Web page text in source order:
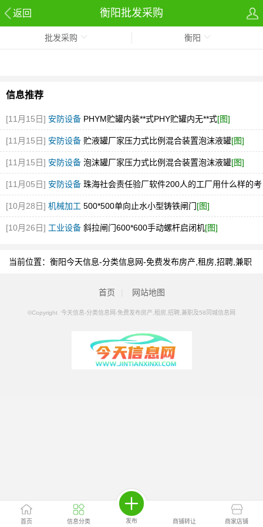
返回 衡阳批发采购
首页 信息分类 发布 商铺转让 商家店铺
批发采购 衡阳
信息推荐
[11月15日] 安防设备 PHYM贮罐内装**式PHY贮罐内无**式[图]
[11月15日] 安防设备 贮液罐厂家压力式比例混合装置泡沫液罐[图]
[11月15日] 安防设备 泡沫罐厂家压力式比例混合装置泡沫液罐[图]
[11月05日] 安防设备 珠海社会责任验厂软件200人的工厂用什么样的考
勤软件[图]
[10月28日] 机械加工 500*500单向止水小型铸铁闸门[图]
[10月26日] 工业设备 斜拉闸门600*600手动螺杆启闭机[图]
当前位置： 衡阳今天信息-分类信息网-免费发布房产,租房,招聘,兼职
首页 网站地图
©Copyright 今天信息-分类信息网-免费发布房产,租房,招聘,兼职及58同城信息网